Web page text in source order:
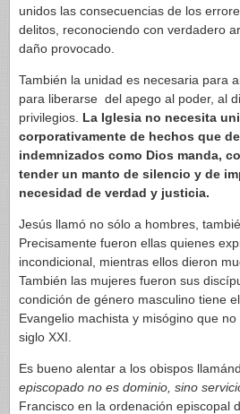
unidos las consecuencias de los
delitos, reconociendo con verdadero
daño provocado.
También la unidad es necesaria para
para liberarse del apego al poder, al
privilegios. La Iglesia no necesita
corporativamente de hechos que
indemnizados como Dios manda,
tender un manto de silencio y de
necesidad de verdad y justicia.
Jesús llamó no sólo a hombres,
Precisamente fueron ellas quienes
incondicional, mientras ellos dieron
También las mujeres fueron sus
condición de género masculino tiene
Evangelio machista y misógino que
siglo XXI.
Es bueno alentar a los obispos
episcopado no es dominio, sino
Francisco en la ordenación episcopal